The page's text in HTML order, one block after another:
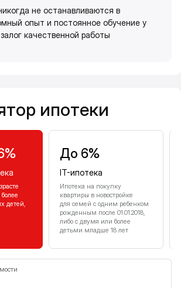
не останавливаются в
опыт и постоянное обучение у
качественной работы
ипотеки
детей,
До 6%
IT-ипотека
Ипотека на покупку
квартиры в новостройке
для семей с одним ребенком
рожденным после 01.01.2018,
либо с двумя или более
детьми младше 18 лет